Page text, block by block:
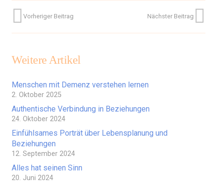
Vorheriger Beitrag Nächster Beitrag
Weitere Artikel
Menschen mit Demenz verstehen lernen
2. Oktober 2025
Authentische Verbindung in Beziehungen
24. Oktober 2024
Einfühlsames Porträt über Lebensplanung und
Beziehungen
12. September 2024
Alles hat seinen Sinn
20. Juni 2024